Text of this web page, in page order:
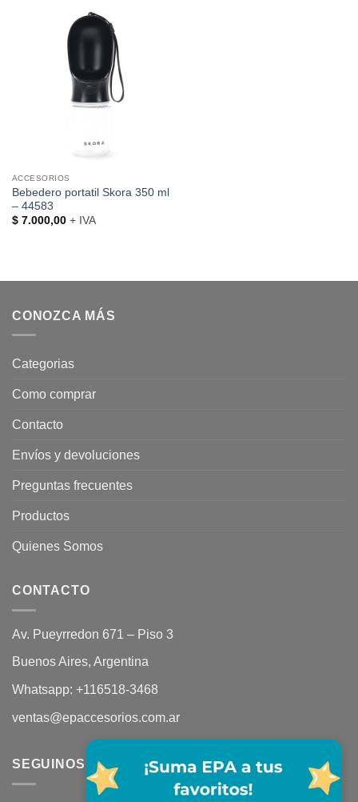
ACCESORIOS
Bebedero portatil Skora 350 ml
– 44583
$7.000,00+ IVA
CONOZCA MÁS
Categorias
Como comprar
Contacto
Envíos y devoluciones
Preguntas frecuentes
Productos
Quienes Somos
CONTACTO
Av. Pueyrredon 671 – Piso 3
Buenos Aires, Argentina
Whatsapp: +116518-3468
ventas@epaccesorios.com.ar
SEGUINOS EN REDES